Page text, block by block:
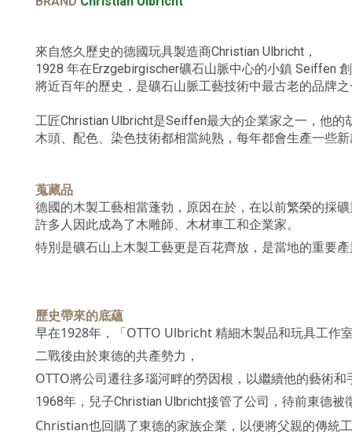
來自悠久歷史的德國玩具製造商Christian Ulbricht，
1928 年在Erzgebirgischer礦石山脈中心的小鎮 Seiffen
將近百年的歷史，是礦石山脈工藝技術中最古老的品牌
工匠Christian Ulbricht是Seiffen最大的企業家之一，他
木頭、配色、染色技術都相當純熟，每年都會生產一些
蒐藏品
德國的木製工藝相當蓬勃，原因在於，在以前繁榮的採
許多人因此成為了木雕師、木材車工和企業家。
特別是礦石山上木製工藝更是百花齊放，是當地的重要
歷史帶來的底蘊
早在1928年，「OTTO Ulbricht 精細木製品和玩具工作
二戰後由於東德的共產勢力，
OTTO將公司遷往多瑙河畔的勞因根，以繼續他的藝術和
1968年，兒子Christian Ulbricht接管了公司，待前東德被
Christian也回購了東德的家族企業，以便將父親的傳統